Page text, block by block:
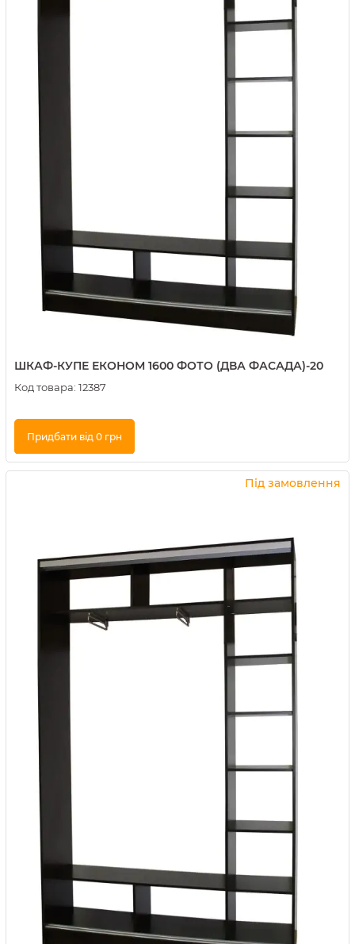
ШКАФ-КУПЕ ЕКОНОМ 1600 ФОТО (ДВА ФАСАДА)-20
Код товара: 12387
Придбати від 0 грн
Купити в 1 клік
Під замовлення